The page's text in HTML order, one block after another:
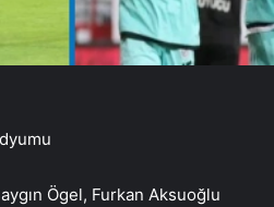
Ögel, Furkan Aksuoğlu